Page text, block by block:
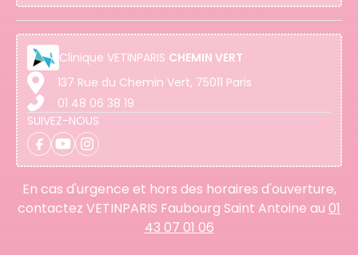
Clinique VETINPARIS CHEMIN VERT
137 Rue du Chemin Vert, 75011 Paris
01 48 06 38 19
SUIVEZ-NOUS
En cas d'urgence et hors des horaires d'ouverture,
contactez VETINPARIS Faubourg Saint Antoine au 01
43 07 01 06